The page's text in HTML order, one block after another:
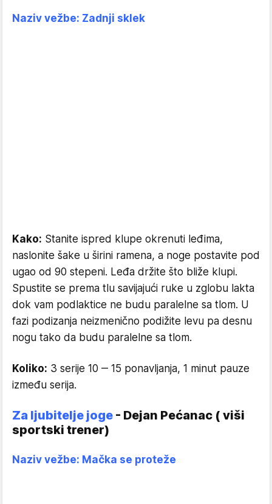
Naziv vežbe: Zadnji sklek
Kako: Stanite ispred klupe okrenuti leđima,
naslonite šake u širini ramena, a noge postavite pod
ugao od 90 stepeni. Leđa držite što bliže klupi.
Spustite se prema tlu savijajući ruke u zglobu lakta
dok vam podlaktice ne budu paralelne sa tlom. U
fazi podizanja neizmenično podižite levu pa desnu
nogu tako da budu paralelne sa tlom.
Koliko: 3 serije 10 ‒ 15 ponavljanja, 1 minut pauze
između serija.
Za ljubitelje joge - Dejan Pećanac ( viši
sportski trener)
Naziv vežbe: Mačka se proteže